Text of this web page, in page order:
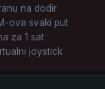
na dodir
ova svaki put
za 1 sat
joystick